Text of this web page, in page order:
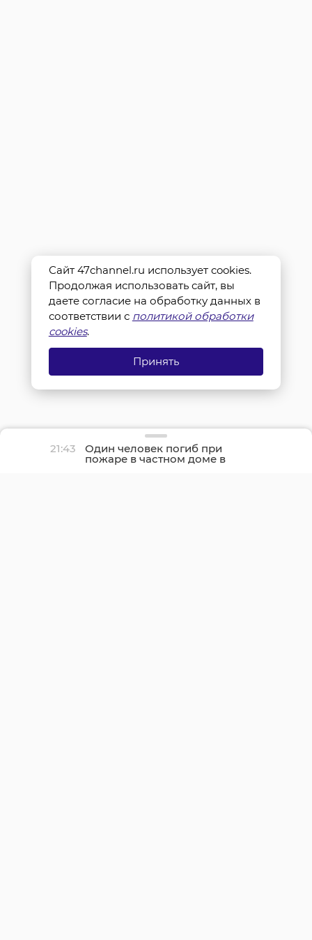
21:43 Один человек погиб при
пожаре в частном доме в
Гатчине
Сайт 47channel.ru использует cookies.
Продолжая использовать сайт, вы
даете согласие на обработку данных в
соответствии с политикой обработки
cookies.
Принять